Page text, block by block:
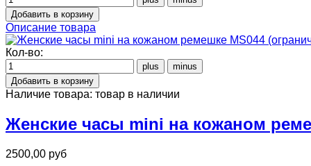
Описание товара
Кол-во:
Наличие товара: товар в наличии
Женские часы mini на кожаном
2500,00 руб